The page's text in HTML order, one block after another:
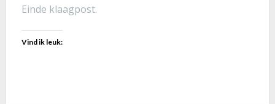
Einde klaagpost.
Vind ik leuk: